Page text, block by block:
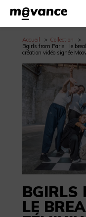
Accueil
Collection
Bgirls from Paris : le
création vidéo signée
BGIRLS
LE